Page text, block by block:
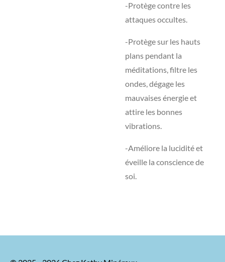
-Protège contre les
attaques occultes.
-Protège sur les hauts
plans pendant la
méditations, filtre les
ondes, dégage les
mauvaises énergie et
attire les bonnes
vibrations.
-Améliore la lucidité et
éveille la conscience de
soi.